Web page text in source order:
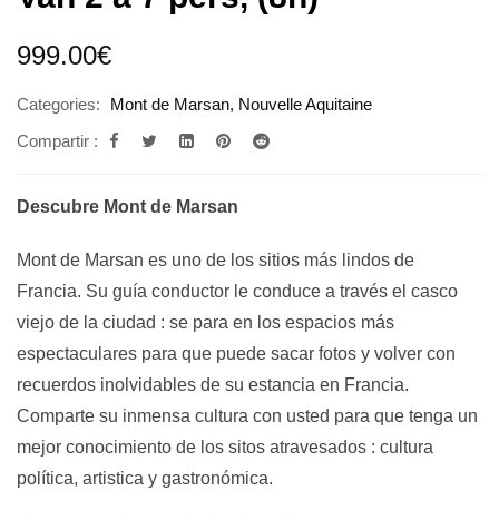
999.00€
Categories: Mont de Marsan, Nouvelle Aquitaine
Compartir :
Descubre Mont de Marsan
Mont de Marsan es uno de los sitios más lindos de
Francia. Su guía conductor le conduce a través el casco
viejo de la ciudad : se para en los espacios más
espectaculares para que puede sacar fotos y volver con
recuerdos inolvidables de su estancia en Francia.
Comparte su inmensa cultura con usted para que tenga un
mejor conocimiento de los sitos atravesados : cultura
política, artistica y gastronómica.